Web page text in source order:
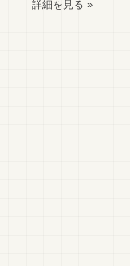
詳細を見る »